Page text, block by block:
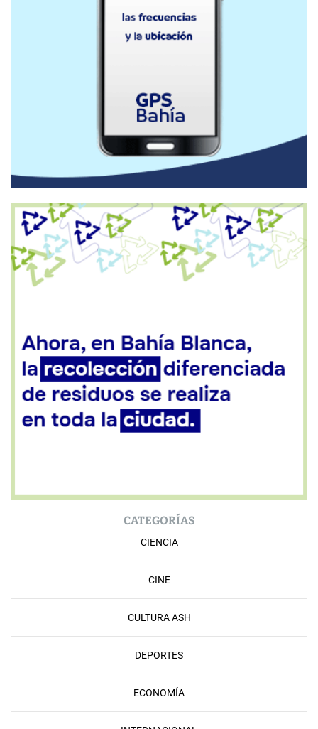
CATEGORÍAS
CIENCIA
CINE
CULTURA ASH
DEPORTES
ECONOMÍA